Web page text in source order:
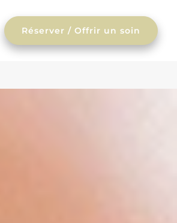
Réserver / Offrir un soin